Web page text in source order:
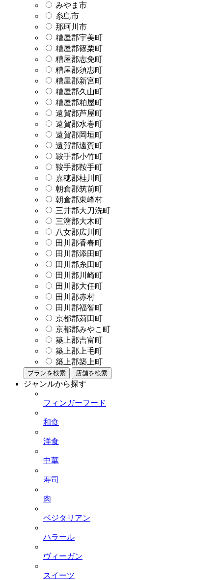
みやま市
糸島市
那珂川市
糟屋郡宇美町
糟屋郡篠栗町
糟屋郡志免町
糟屋郡須惠町
糟屋郡新宮町
糟屋郡久山町
糟屋郡粕屋町
遠賀郡芦屋町
遠賀郡水巻町
遠賀郡岡垣町
遠賀郡遠賀町
鞍手郡小竹町
鞍手郡鞍手町
嘉穂郡桂川町
朝倉郡筑前町
朝倉郡東峰村
三井郡大刀洗町
三潴郡大木町
八女郡広川町
田川郡香春町
田川郡添田町
田川郡糸田町
田川郡川崎町
田川郡大任町
田川郡赤村
田川郡福智町
京都郡苅田町
京都郡みやこ町
築上郡吉富町
築上郡上毛町
築上郡築上町
プランを検索 店舗を検索
ジャンルから探す
フィンガーフード
和食
洋食
中華
寿司
肉
ベジタリアン
ハラール
ヴィーガン
スイーツ